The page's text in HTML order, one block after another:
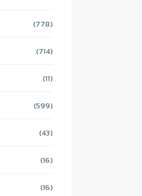
(778)
(714)
(11)
(599)
(43)
(16)
(16)